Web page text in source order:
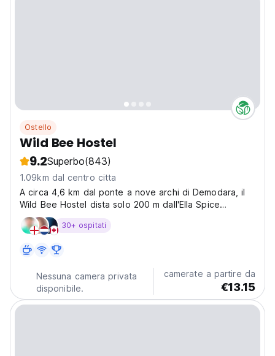
Ostello
Wild Bee Hostel
9.2Superbo(843)
1.09km dal centro citta
A circa 4,6 km dal ponte a nove archi di Demodara, il
Wild Bee Hostel dista solo 200 m dall'Ella Spice
Garden.
30+ ospitati
Nessuna camera privata
disponibile.
camerate a partire da
€13.15